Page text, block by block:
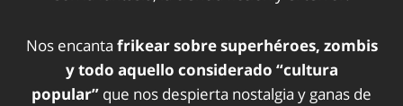
Nos encanta frikear sobre superhéroes, zombis
y todo aquello considerado “cultura
popular” que nos despierta nostalgia y ganas de